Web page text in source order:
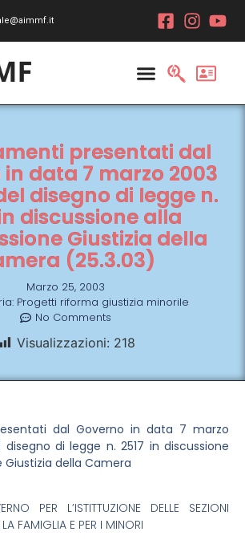
presentati dal
data 7 marzo 2003
disegno di legge n.
discussione alla
Giustizia della
(25.3.03)
Marzo 25, 2003
Progetti riforma giustizia minorile
No Comments
Visualizzazioni: 218
dal Governo in data 7 marzo
di legge n. 2517 in discussione
della Camera
PER L’ISTITTUZIONE DELLE SEZIONI
FAMIGLIA E PER I MINORI